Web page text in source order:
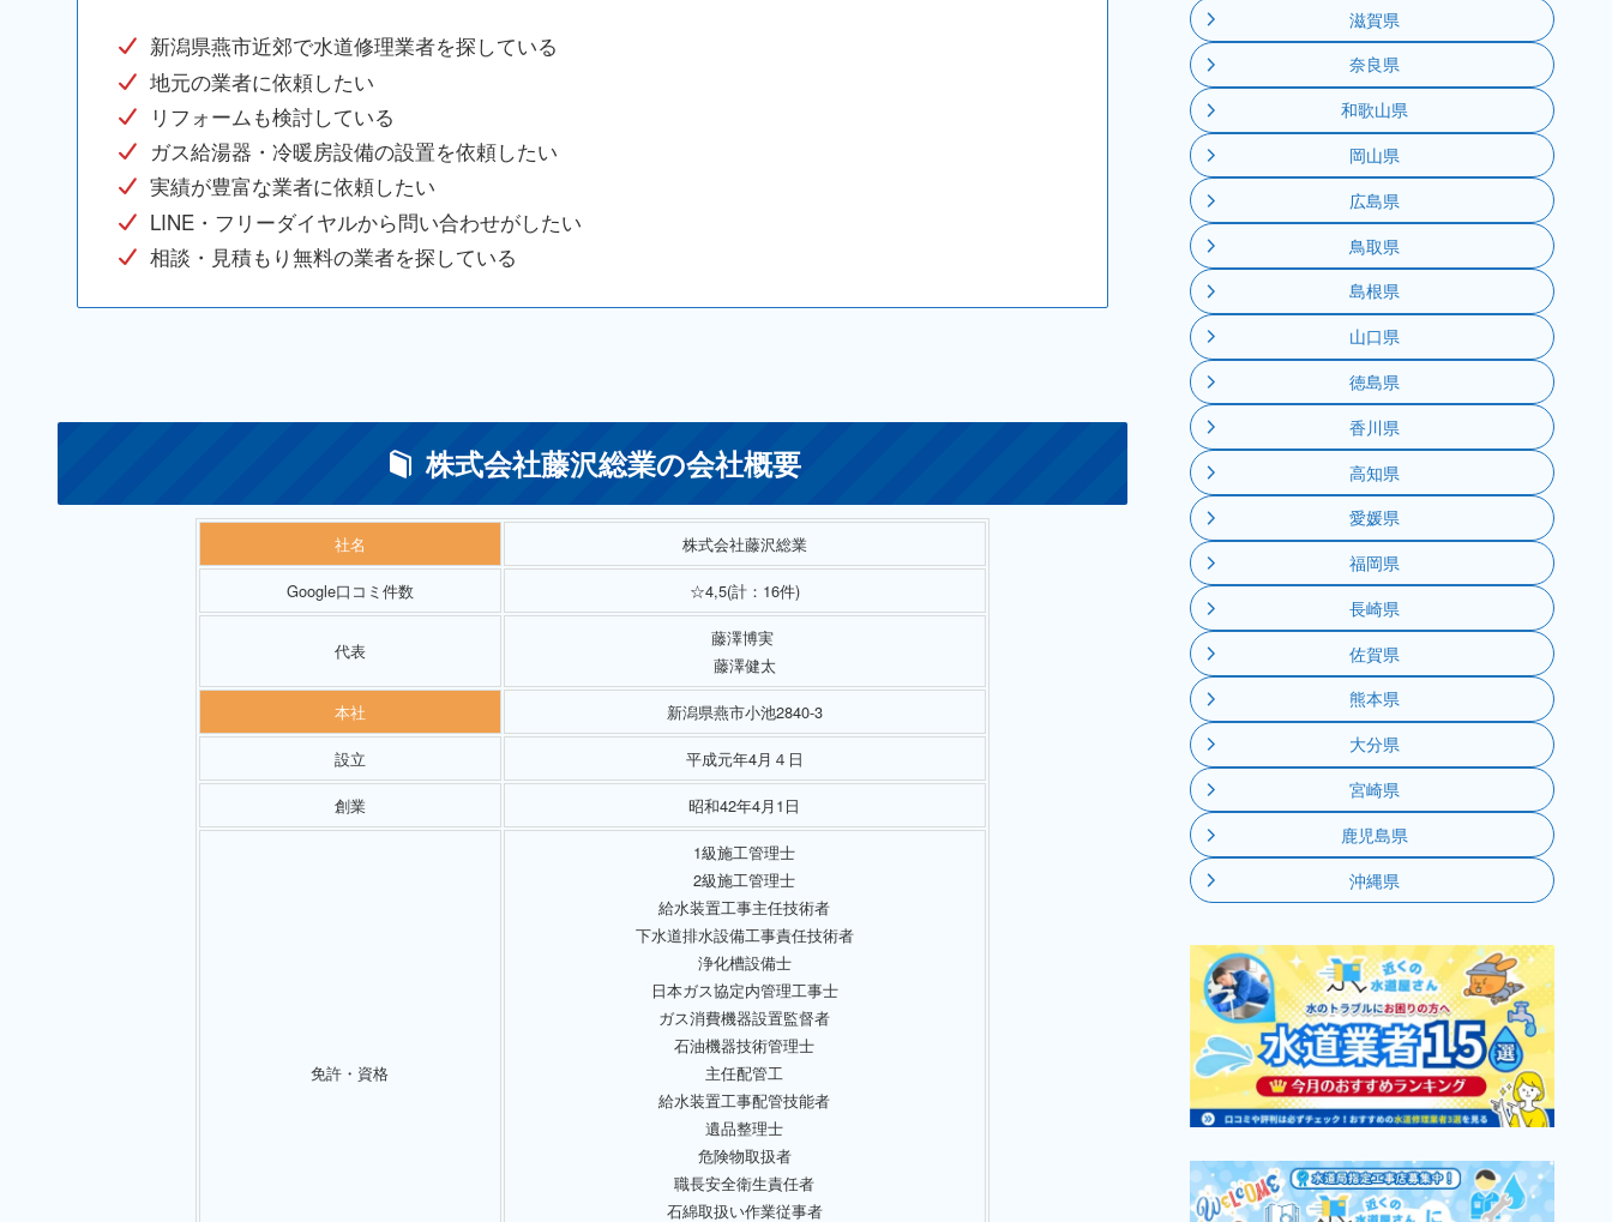
新潟県燕市近郊で水道修理業者を探している
地元の業者に依頼したい
リフォームも検討している
ガス給湯器・冷暖房設備の設置を依頼したい
実績が豊富な業者に依頼したい
LINE・フリーダイヤルから問い合わせがしたい
相談・見積もり無料の業者を探している
株式会社藤沢総業の会社概要
社名 株式会社藤沢総業
Google口コミ件数 ☆4,5(計：16件)
代表
藤澤博実
藤澤健太
本社 新潟県燕市小池2840-3
設立 平成元年4月４日
創業 昭和42年4月1日
免許・資格
1級施工管理士
2級施工管理士
給水装置工事主任技術者
下水道排水設備工事責任技術者
浄化槽設備士
日本ガス協定内管理工事士
ガス消費機器設置監督者
石油機器技術管理士
主任配管工
給水装置工事配管技能者
遺品整理士
危険物取扱者
職長安全衛生責任者
石綿取扱い作業従事者
滋賀県
奈良県
和歌山県
岡山県
広島県
鳥取県
島根県
山口県
徳島県
香川県
高知県
愛媛県
福岡県
長崎県
佐賀県
熊本県
大分県
宮崎県
鹿児島県
沖縄県